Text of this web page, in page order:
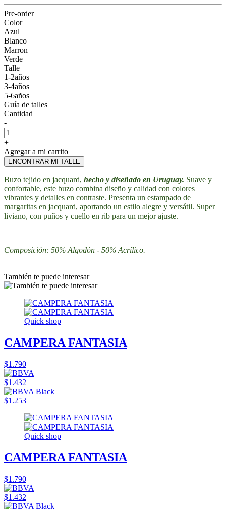
Pre-order
Color
Azul
Blanco
Marron
Verde
Talle
1-2años
3-4años
5-6años
Guía de talles
Cantidad
-
+
Agregar a mi carrito
ENCONTRAR MI TALLE
Buzo tejido en jacquard, hecho y diseñado en Uruguay. Suave y
confortable, este buzo combina diseño y calidad con colores
vibrantes y detalles en contraste. Presenta un estampado de
margaritas en jacquard, aportando un estilo alegre y versátil. Super
liviano, con puños y cuello en rib para un mejor ajuste.
Composición: 50% Algodón - 50% Acrílico.
También te puede interesar
Quick shop
CAMPERA FANTASIA
$1.790
$1.432
$1.253
Quick shop
CAMPERA FANTASIA
$1.790
$1.432